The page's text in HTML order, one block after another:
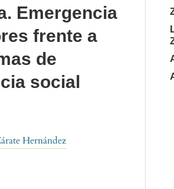
Emergencia
frente a
de
social
Hernández